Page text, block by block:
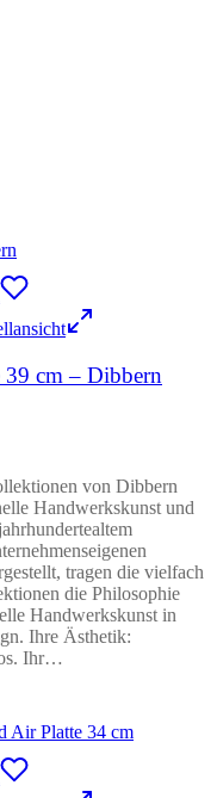
39 cm – Dibbern
von Dibbern
Handwerkskunst und
tragen die vielfach
die Philosophie
Handwerkskunst in
Ihre Ästhetik:
Ihr…